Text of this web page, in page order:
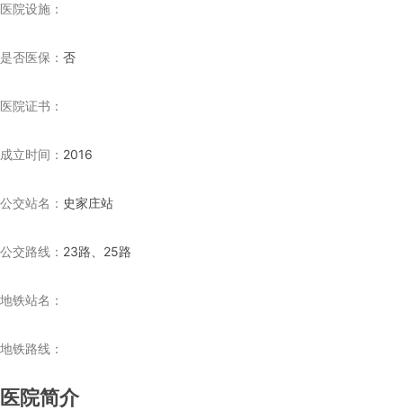
医院设施：
是否医保： 否
医院证书：
成立时间： 2016
公交站名： 史家庄站
公交路线： 23路、25路
地铁站名：
地铁路线：
医院简介